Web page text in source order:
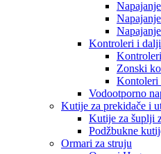
Kontroleri i
Zonski
Vodootporno
Kutije za prekidače i
Kutije za šuplji
Podžbukne
Ormari za struju